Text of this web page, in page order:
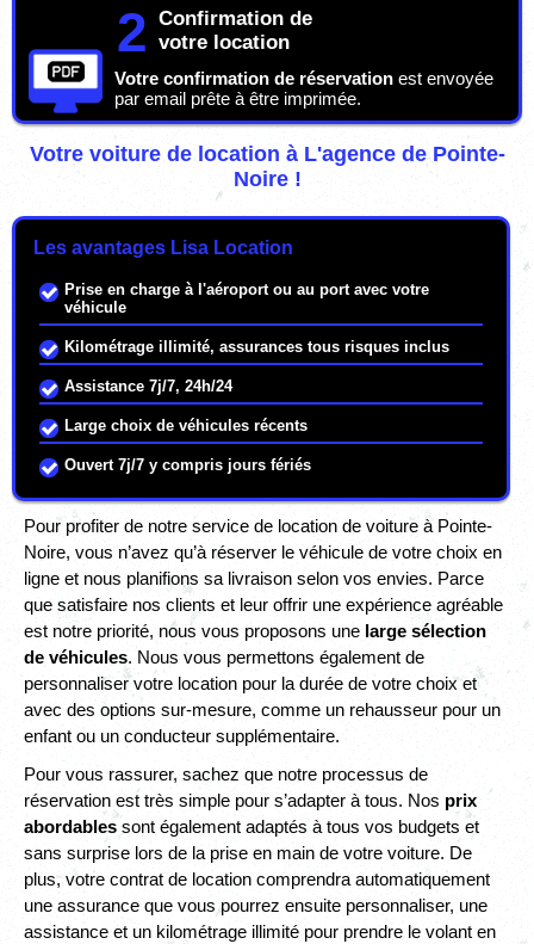
2 Confirmation de
votre location
Votre confirmation de réservation est envoyée
par email prête à être imprimée.
Votre voiture de location à L'agence de Pointe-
Noire !
Les avantages Lisa Location
Prise en charge à l'aéroport ou au port avec votre
véhicule
Kilométrage illimité, assurances tous risques inclus
Assistance 7j/7, 24h/24
Large choix de véhicules récents
Ouvert 7j/7 y compris jours fériés
Pour profiter de notre service de location de voiture à Pointe-
Noire, vous n’avez qu’à réserver le véhicule de votre choix en
ligne et nous planifions sa livraison selon vos envies. Parce
que satisfaire nos clients et leur offrir une expérience agréable
est notre priorité, nous vous proposons une large sélection
de véhicules. Nous vous permettons également de
personnaliser votre location pour la durée de votre choix et
avec des options sur-mesure, comme un rehausseur pour un
enfant ou un conducteur supplémentaire.
Pour vous rassurer, sachez que notre processus de
réservation est très simple pour s’adapter à tous. Nos prix
abordables sont également adaptés à tous vos budgets et
sans surprise lors de la prise en main de votre voiture. De
plus, votre contrat de location comprendra automatiquement
une assurance que vous pourrez ensuite personnaliser, une
assistance et un kilométrage illimité pour prendre le volant en